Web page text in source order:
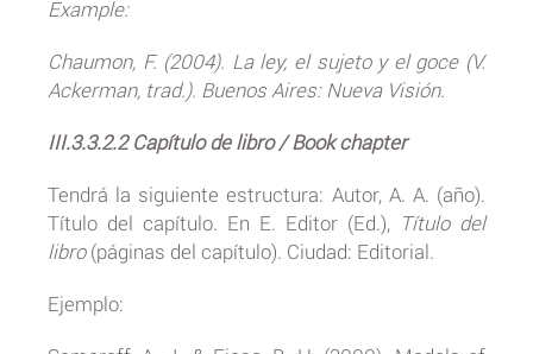
Example:
Chaumon, F. (2004). La ley, el sujeto y el goce (V.
Ackerman, trad.). Buenos Aires: Nueva Visión.
III.3.3.2.2 Capítulo de libro / Book chapter
Tendrá la siguiente estructura: Autor, A. A. (año).
Título del capítulo. En E. Editor (Ed.), Título del
libro(páginas del capítulo). Ciudad: Editorial.
Ejemplo: